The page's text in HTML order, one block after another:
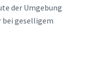
der Umgebung
bei geselligem